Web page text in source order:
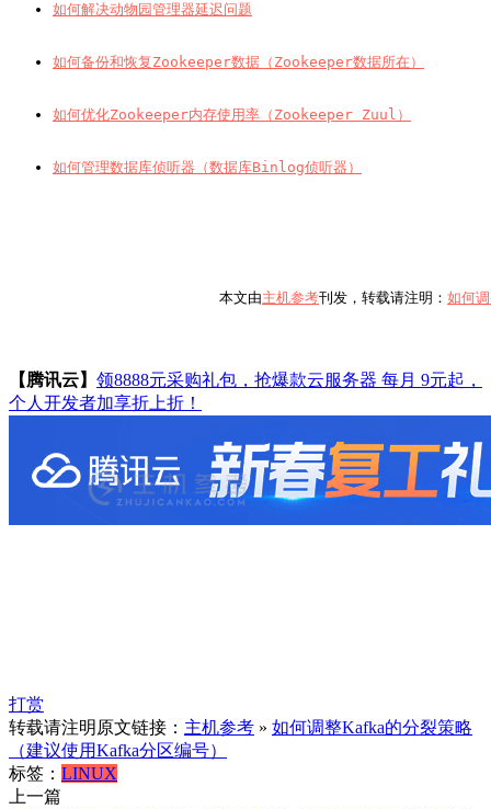
如何解决动物园管理器延迟问题
如何备份和恢复Zookeeper数据（Zookeeper数据所在）
如何优化Zookeeper内存使用率（Zookeeper Zuul）
如何管理数据库侦听器（数据库Binlog侦听器）
                        本文由
主机参考刊发，转载请注明： 如何
【腾讯云】 领8888元采购礼包，抢爆款云服务器 每月 9元起，
个人开发者加享折上折！
打赏
转载请注明原文链接： 主机参考 » 如何调整Kafka的分裂策略
（建议使用Kafka分区编号）
标签： LINUX
上一篇